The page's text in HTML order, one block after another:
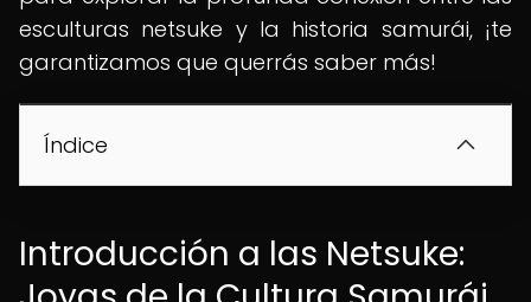
esculturas netsuke y la historia samurái, ¡te
garantizamos que querrás saber más!
Índice
Introducción a las Netsuke: